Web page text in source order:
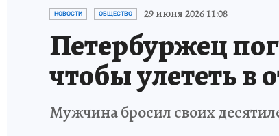
ПЕТЕРБУРГСКАЯ СТРОЙКА
НОВОСТИ ОБЩЕСТВО 29 июня 2026 11:08
Петербуржец
чтобы улететь в
Мужчина бросил своих